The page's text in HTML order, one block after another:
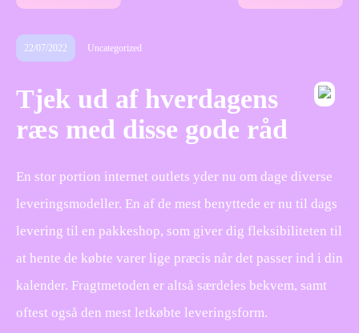
22/07/2022 Uncategorized
Tjek ud af hverdagens
ræs med disse gode råd
En stor portion internet outlets yder nu om dage diverse
leveringsmodeller. En af de mest benyttede er nu til dags
levering til en pakkeshop, som giver dig fleksibiliteten til
at hente de købte varer lige præcis når det passer ind i din
kalender. Fragtmetoden er altså særdeles bekvem, samt
oftest også den mest letkøbte leveringsform.